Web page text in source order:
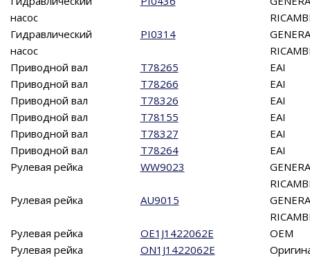
насос
Гидравлический
насос
PI0314
Приводной вал
T78265
EAI
Приводной вал
T78266
EAI
Приводной вал
T78326
EAI
Приводной вал
T78155
EAI
Приводной вал
T78327
EAI
Приводной вал
T78264
EAI
Рулевая рейка
WW9023
Рулевая рейка
AU9015
Рулевая рейка
OE1J1422062E
OEM
Рулевая рейка
ON1J1422062E